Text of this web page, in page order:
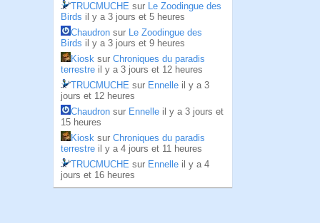
TRUCMUCHE sur Le Zoodingue des
Birds il y a 3 jours et 5 heures
Chaudron sur Le Zoodingue des
Birds il y a 3 jours et 9 heures
Kiosk sur Chroniques du paradis
terrestre il y a 3 jours et 12 heures
TRUCMUCHE sur Ennelle il y a 3
jours et 12 heures
Chaudron sur Ennelle il y a 3 jours et
15 heures
Kiosk sur Chroniques du paradis
terrestre il y a 4 jours et 11 heures
TRUCMUCHE sur Ennelle il y a 4
jours et 16 heures